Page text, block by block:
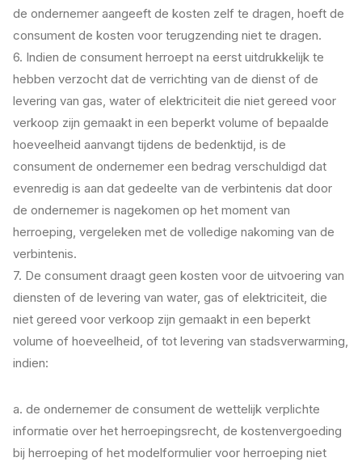
de ondernemer aangeeft de kosten zelf te dragen, hoeft de
consument de kosten voor terugzending niet te dragen.
6. Indien de consument herroept na eerst uitdrukkelijk te
hebben verzocht dat de verrichting van de dienst of de
levering van gas, water of elektriciteit die niet gereed voor
verkoop zijn gemaakt in een beperkt volume of bepaalde
hoeveelheid aanvangt tijdens de bedenktijd, is de
consument de ondernemer een bedrag verschuldigd dat
evenredig is aan dat gedeelte van de verbintenis dat door
de ondernemer is nagekomen op het moment van
herroeping, vergeleken met de volledige nakoming van de
verbintenis.
7. De consument draagt geen kosten voor de uitvoering van
diensten of de levering van water, gas of elektriciteit, die
niet gereed voor verkoop zijn gemaakt in een beperkt
volume of hoeveelheid, of tot levering van stadsverwarming,
indien:
a. de ondernemer de consument de wettelijk verplichte
informatie over het herroepingsrecht, de kostenvergoeding
bij herroeping of het modelformulier voor herroeping niet